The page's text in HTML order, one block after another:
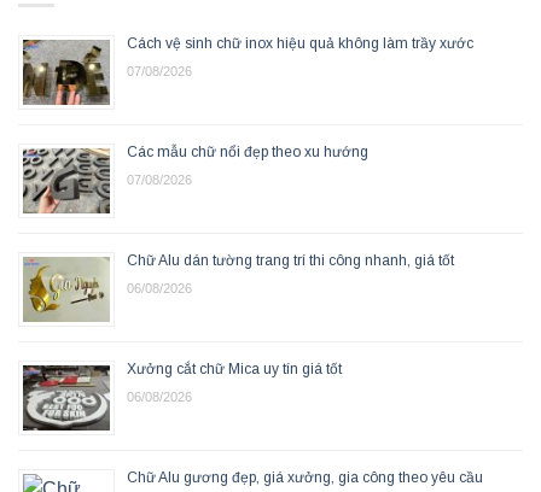
Cách vệ sinh chữ inox hiệu quả không làm trầy xước
07/08/2026
Các mẫu chữ nổi đẹp theo xu hướng
07/08/2026
Chữ Alu dán tường trang trí thi công nhanh, giá tốt
06/08/2026
Xưởng cắt chữ Mica uy tín giá tốt
06/08/2026
Chữ Alu gương đẹp, giá xưởng, gia công theo yêu cầu